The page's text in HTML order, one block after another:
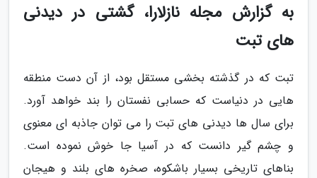
به گزارش مجله نازلارا، گشتی در دیدنی
های تبت
تبت که در گذشته بخشی مستقل بود، از آن دست منطقه
هایی در دنیاست که حسابی نفستان را بند خواهد آورد.
برای سال ها دیدنی های تبت را می توان جاذبه ای معنوی
و چشم گیر دانست که در آسیا جا خوش نموده است.
بناهای تاریخی بسیار باشکوه، صخره های بلند و هیجان